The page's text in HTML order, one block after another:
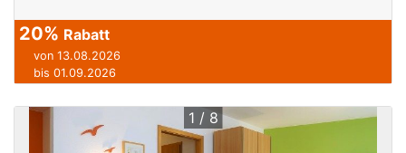
20% Rabatt
von 13.08.2026
bis 01.09.2026
1 / 8